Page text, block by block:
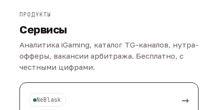
ПРОДУКТЫ
Сервисы
Аналитика iGaming, каталог TG-каналов, нутра-
офферы, вакансии арбитража. Бесплатно, с
честными цифрами.
NeBlask →